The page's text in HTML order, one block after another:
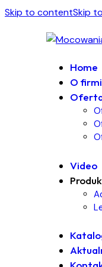
Skip to contentSkip
Home
O
Video